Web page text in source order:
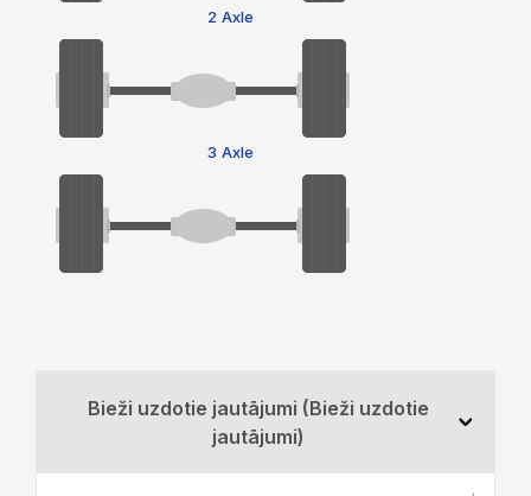
2 Axle
3 Axle
Bieži uzdotie jautājumi (Bieži uzdotie
jautājumi)